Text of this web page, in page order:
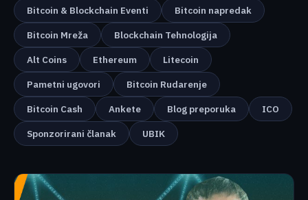
Bitcoin & Blockchain Eventi
Bitcoin napredak
Bitcoin Mreža
Blockchain Tehnologija
Alt Coins
Ethereum
Litecoin
Pametni ugovori
Bitcoin Rudarenje
Bitcoin Cash
Ankete Blog preporuka
ICO
Sponzorirani članak
UBIK